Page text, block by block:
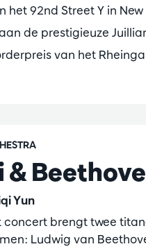
92nd Street Y in New
de prestigieuze
van het
Yun
brengt twee
Ludwig van